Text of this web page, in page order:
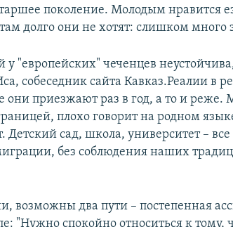
поколение. Молодым нравится
долго они не хотят: слишком много
у "европейских" чеченцев
собеседник сайта Кавказ.Реалии в
они приезжают раз в год, а то и реже.
плохо говорит на родном
Детский сад, школа, университет – все
без соблюдения наших
возможны два пути – постепенная
"Нужно спокойно относиться к тому,